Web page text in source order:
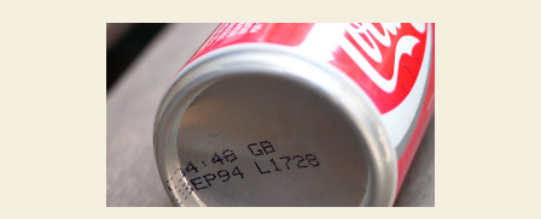
Cola
feltalálta
az
időutazást
bejegyzéshez